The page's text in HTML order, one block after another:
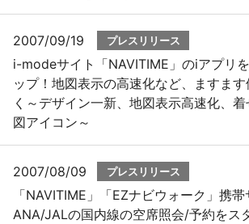
2007/09/19 プレスリリース
i-modeサイト「NAVITIME」のiアプリ
ップ！地図表示の高速化など、ますま
く～デザイン一新、地図表示高速化、
図アイコン～
2007/08/09 プレスリリース
「NAVITIME」「EZナビウォーク」携
ANA/JALの国内線の空席照会/予約をス